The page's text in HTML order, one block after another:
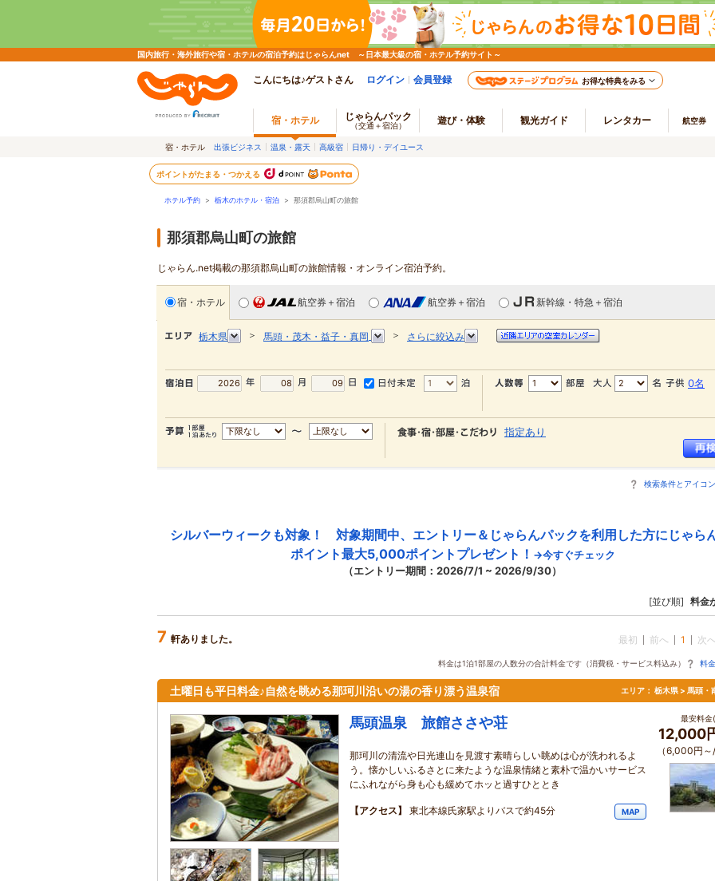
国内旅行・海外旅行や宿・ホテルの宿泊予約はじゃらんnet ～日本最大級の宿・ホテル予約サイト～
こんにちは♪ゲストさん ログイン 会員登録 お得な特典をみる
宿・ホテル じゃらんパック
（交通＋宿泊） 遊び・体験 観光ガイド レンタカー 航空券
宿・ホテル 出張ビジネス 温泉・露天 高級宿 日帰り・デイユース
ポイントがたまる・つかえる
ホテル予約 > 栃木のホテル・宿泊 > 那須郡烏山町の旅館
那須郡烏山町の旅館
じゃらん.net掲載の那須郡烏山町の旅館情報・オンライン宿泊予約。
宿・ホテル 航空券＋宿泊 航空券＋宿泊 新幹線・特急＋宿泊
栃木県 ＞ 馬頭・茂木・益子・真岡 ＞ さらに絞込み
0名
指定あり
検索条件とアイコ
シルバーウィークも対象！ 対象期間中、エントリー＆じゃらんパックを利用した方にじゃら
ポイント最大5,000ポイントプレゼント！ →今すぐチェック
（エントリー期間：2026/7/1 ~ 2026/9/30）
[並び順] 料金
7 軒ありました。 最初 前へ 1 次へ
料金は1泊1部屋の人数分の合計料金です（消費税・サービス料込み） 料
土曜日も平日料金♪自然を眺める那珂川沿いの湯の香り漂う温泉宿 エリア： 栃木県 > 馬頭・
馬頭温泉 旅館ささや荘
那珂川の清流や日光連山を見渡す素晴らしい眺めは心が洗われるよ
う。懐かしいふるさとに来たような温泉情緒と素朴で温かいサービス
にふれながら身も心も緩めてホッと過すひととき
【アクセス】 東北本線氏家駅よりバスで約45分 MAP
最安料金
12,000
（6,000円～/